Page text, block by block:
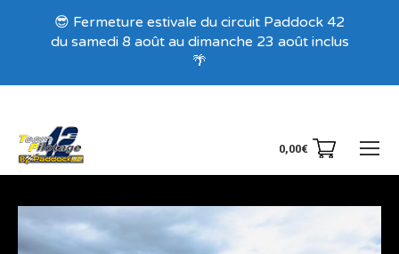
0,00€
Recevez nos offres exclusives !
😎 Fermeture estivale du circuit Paddock 42
du samedi 8 août au dimanche 23 août inclus
🌴